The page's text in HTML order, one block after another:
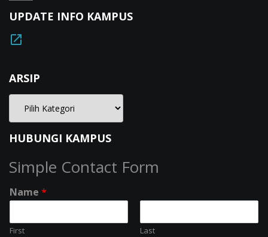
UPDATE INFO KAMPUS
ARSIP
HUBUNGI KAMPUS
Simple Contact Form
Name *
First Last